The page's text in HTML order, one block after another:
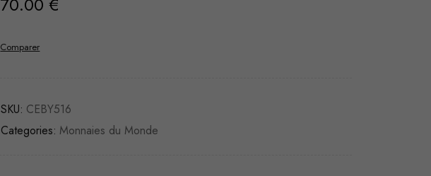
Comparer
SKU: CEBY516
Categories: Monnaies du Monde